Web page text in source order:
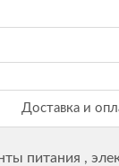
Доставка и
питания ,